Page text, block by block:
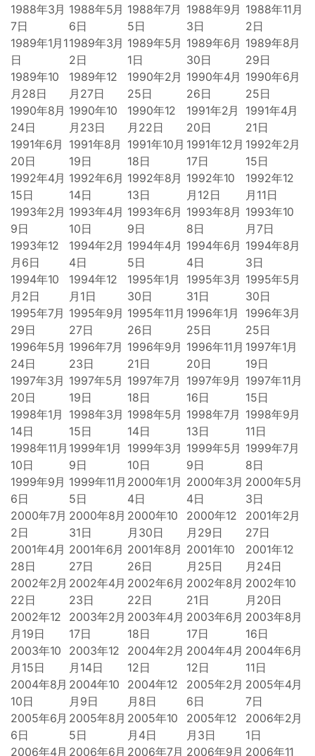
1988年3月
7日
1988年5月
6日
1988年7月
5日
1988年9月
3日
1988年11月
2日
1989年1月1
日
1989年3月
2日
1989年5月
1日
1989年6月
30日
1989年8月
29日
1989年10
月28日
1989年12
月27日
1990年2月
25日
1990年4月
26日
1990年6月
25日
1990年8月
24日
1990年10
月23日
1990年12
月22日
1991年2月
20日
1991年4月
21日
1991年6月
20日
1991年8月
19日
1991年10月
18日
1991年12月
17日
1992年2月
15日
1992年4月
15日
1992年6月
14日
1992年8月
13日
1992年10
月12日
1992年12
月11日
1993年2月
9日
1993年4月
10日
1993年6月
9日
1993年8月
8日
1993年10
月7日
1993年12
月6日
1994年2月
4日
1994年4月
5日
1994年6月
4日
1994年8月
3日
1994年10
月2日
1994年12
月1日
1995年1月
30日
1995年3月
31日
1995年5月
30日
1995年7月
29日
1995年9月
27日
1995年11月
26日
1996年1月
25日
1996年3月
25日
1996年5月
24日
1996年7月
23日
1996年9月
21日
1996年11月
20日
1997年1月
19日
1997年3月
20日
1997年5月
19日
1997年7月
18日
1997年9月
16日
1997年11月
15日
1998年1月
14日
1998年3月
15日
1998年5月
14日
1998年7月
13日
1998年9月
11日
1998年11月
10日
1999年1月
9日
1999年3月
10日
1999年5月
9日
1999年7月
8日
1999年9月
6日
1999年11月
5日
2000年1月
4日
2000年3月
4日
2000年5月
3日
2000年7月
2日
2000年8月
31日
2000年10
月30日
2000年12
月29日
2001年2月
27日
2001年4月
28日
2001年6月
27日
2001年8月
26日
2001年10
月25日
2001年12
月24日
2002年2月
22日
2002年4月
23日
2002年6月
22日
2002年8月
21日
2002年10
月20日
2002年12
月19日
2003年2月
17日
2003年4月
18日
2003年6月
17日
2003年8月
16日
2003年10
月15日
2003年12
月14日
2004年2月
12日
2004年4月
12日
2004年6月
11日
2004年8月
10日
2004年10
月9日
2004年12
月8日
2005年2月
6日
2005年4月
7日
2005年6月
6日
2005年8月
5日
2005年10
月4日
2005年12
月3日
2006年2月
1日
2006年4月 2006年6月 2006年7月 2006年9月 2006年11